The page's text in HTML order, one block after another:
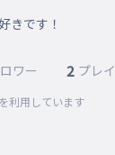
きです！
ワー 2 プレイ
利用しています